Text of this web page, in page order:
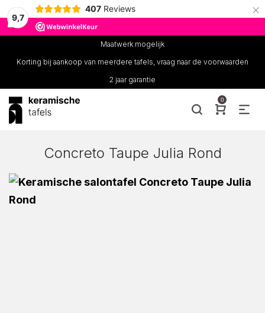
9,7
407 Reviews ×
Maatwerk mogelijk
Korting bij aankoop van meerdere tafels, vraag naar de voorwaarden
2 jaar garantie
0
Concreto Taupe Julia Rond